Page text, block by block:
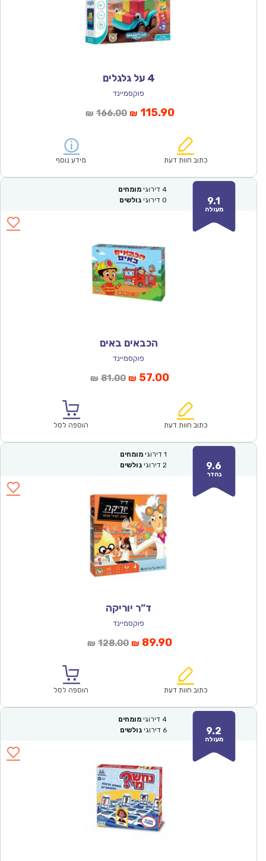
4 על גלגלים
פוקסמיינד
₪ 166.00המחיר
₪166.00.
₪ 115.90המחיר
הוא:
כתוב חוות דעת מידע נוסף
9.1
מעולה
4 דירוגי מומחים
0 דירוגי גולשים
הכבאים באים
פוקסמיינד
₪ 81.00המחיר
₪81.00.
₪ 57.00המחיר
הוא:
כתוב חוות דעת הוספה לסל
9.6
נהדר
1 דירוגי מומחים
2 דירוגי גולשים
ד”ר יוריקה
פוקסמיינד
₪ 128.00המחיר
₪128.00.
₪ 89.90המחיר
הוא:
כתוב חוות דעת הוספה לסל
9.2
מעולה
4 דירוגי מומחים
6 דירוגי גולשים